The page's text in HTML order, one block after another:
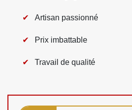
Artisan passionné
Prix imbattable
Travail de qualité